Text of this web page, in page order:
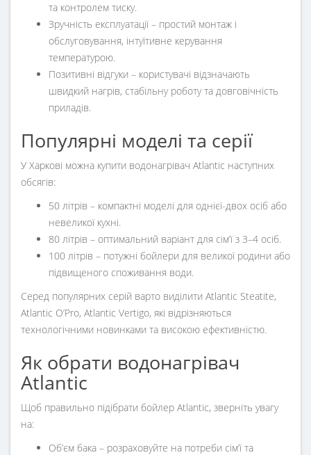
та контролем тиску.
Зручність експлуатації– простий монтаж і
обслуговування, інтуїтивне керування
температурою.
Позитивні відгуки – користувачі відзначають
швидкий нагрів, стабільну роботу та довговічність
приладів.
Популярні моделі та серії
У Харкові можна купити водонагрівач Atlantic наступних
обсягів:
50 літрів – компактні моделі для однієї-двох осіб або
невеликої кухні.
80 літрів – оптимальний варіант для сім’ї з 3–4 осіб.
100 літрів – потужні бойлери для великої родини або
підвищеного споживання води.
Серед популярних серій варто виділити Atlantic Steatite,
Atlantic O’Pro, Atlantic Vertigo, які відрізняються
технологічними новинками та високою ефективністю.
Як обрати водонагрівач
Atlantic
Щоб правильно підібрати бойлер Atlantic, зверніть увагу
на:
Об’єм бака – розраховуйте на потреби сім’ї та